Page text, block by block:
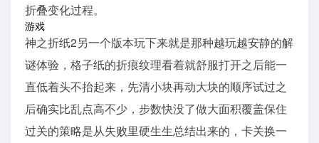
折叠变化过程。
游戏
神之折纸2另一个版本玩下来就是那种越玩越安静的解
谜体验，格子纸的折痕纹理看着就舒服打开之后能一
直低着头不抬起来，先清小块再动大块的顺序试过之
后确实比乱点高不少，步数快没了做大面积覆盖保住
过关的策略是从失败里硬生生总结出来的，卡关换一